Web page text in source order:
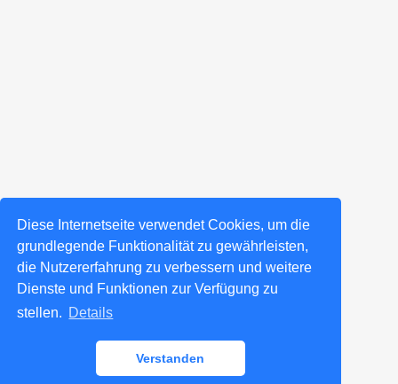
Diese Internetseite verwendet Cookies, um die
grundlegende Funktionalität zu gewährleisten,
die Nutzererfahrung zu verbessern und weitere
Dienste und Funktionen zur Verfügung zu
stellen. Details
Verstanden